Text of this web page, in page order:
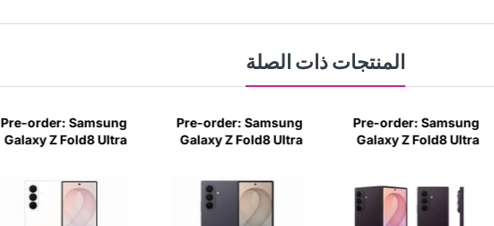
المنتجات ذات الصلة
Pre-order: Samsung
Galaxy Z Fold8 Ultra
Pre-order: Samsung
Galaxy Z Fold8 Ultra
Pre-order: Samsung
Galaxy Z Fold8 Ultra